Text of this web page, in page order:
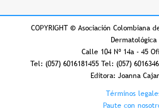
COPYRIGHT © Asociación Colombiana
Dermatológica
Calle 104 Nº 14a - 45
Tel: (057) 6016181455 Tel: (057)
Editora: Joanna
Términos
Paute con